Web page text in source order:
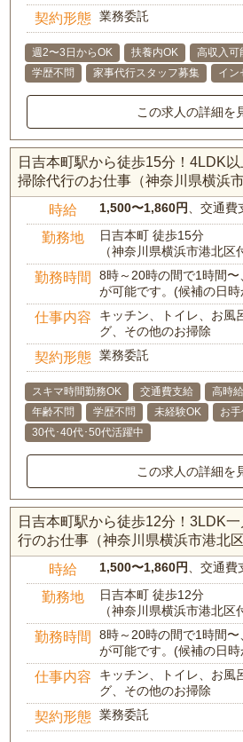
契約形態 業務委託
週2〜3日からOK 扶養内OK 高収入可
学歴不問
家事代行スタッフ募集 イン
この求人の詳細を
日吉本町駅から徒歩15分！4LDK
掃除代行のお仕事（神奈川県横浜市
時給 1,500〜1,860円 、交通
勤務地
日吉本町 徒歩15分
（神奈川県横浜市港北区
勤務時間
8時～20時の間で1時間〜
が可能です。(候補の日
仕事内容
キッチン、トイレ、お風
グ、その他のお掃除
契約形態 業務委託
スキマ時間勤務OK 交通費支給 高時給
年齢不問
学歴不問 未経験OK
お
30代･40代･50代活躍中
この求人の詳細を
日吉本町駅から徒歩12分！3LDK
行のお仕事（神奈川県横浜市港北区
時給 1,500〜1,860円 、交通
勤務地
日吉本町 徒歩12分
（神奈川県横浜市港北区
勤務時間
8時～20時の間で1時間〜
が可能です。(候補の日
仕事内容
キッチン、トイレ、お風
グ、その他のお掃除
契約形態 業務委託